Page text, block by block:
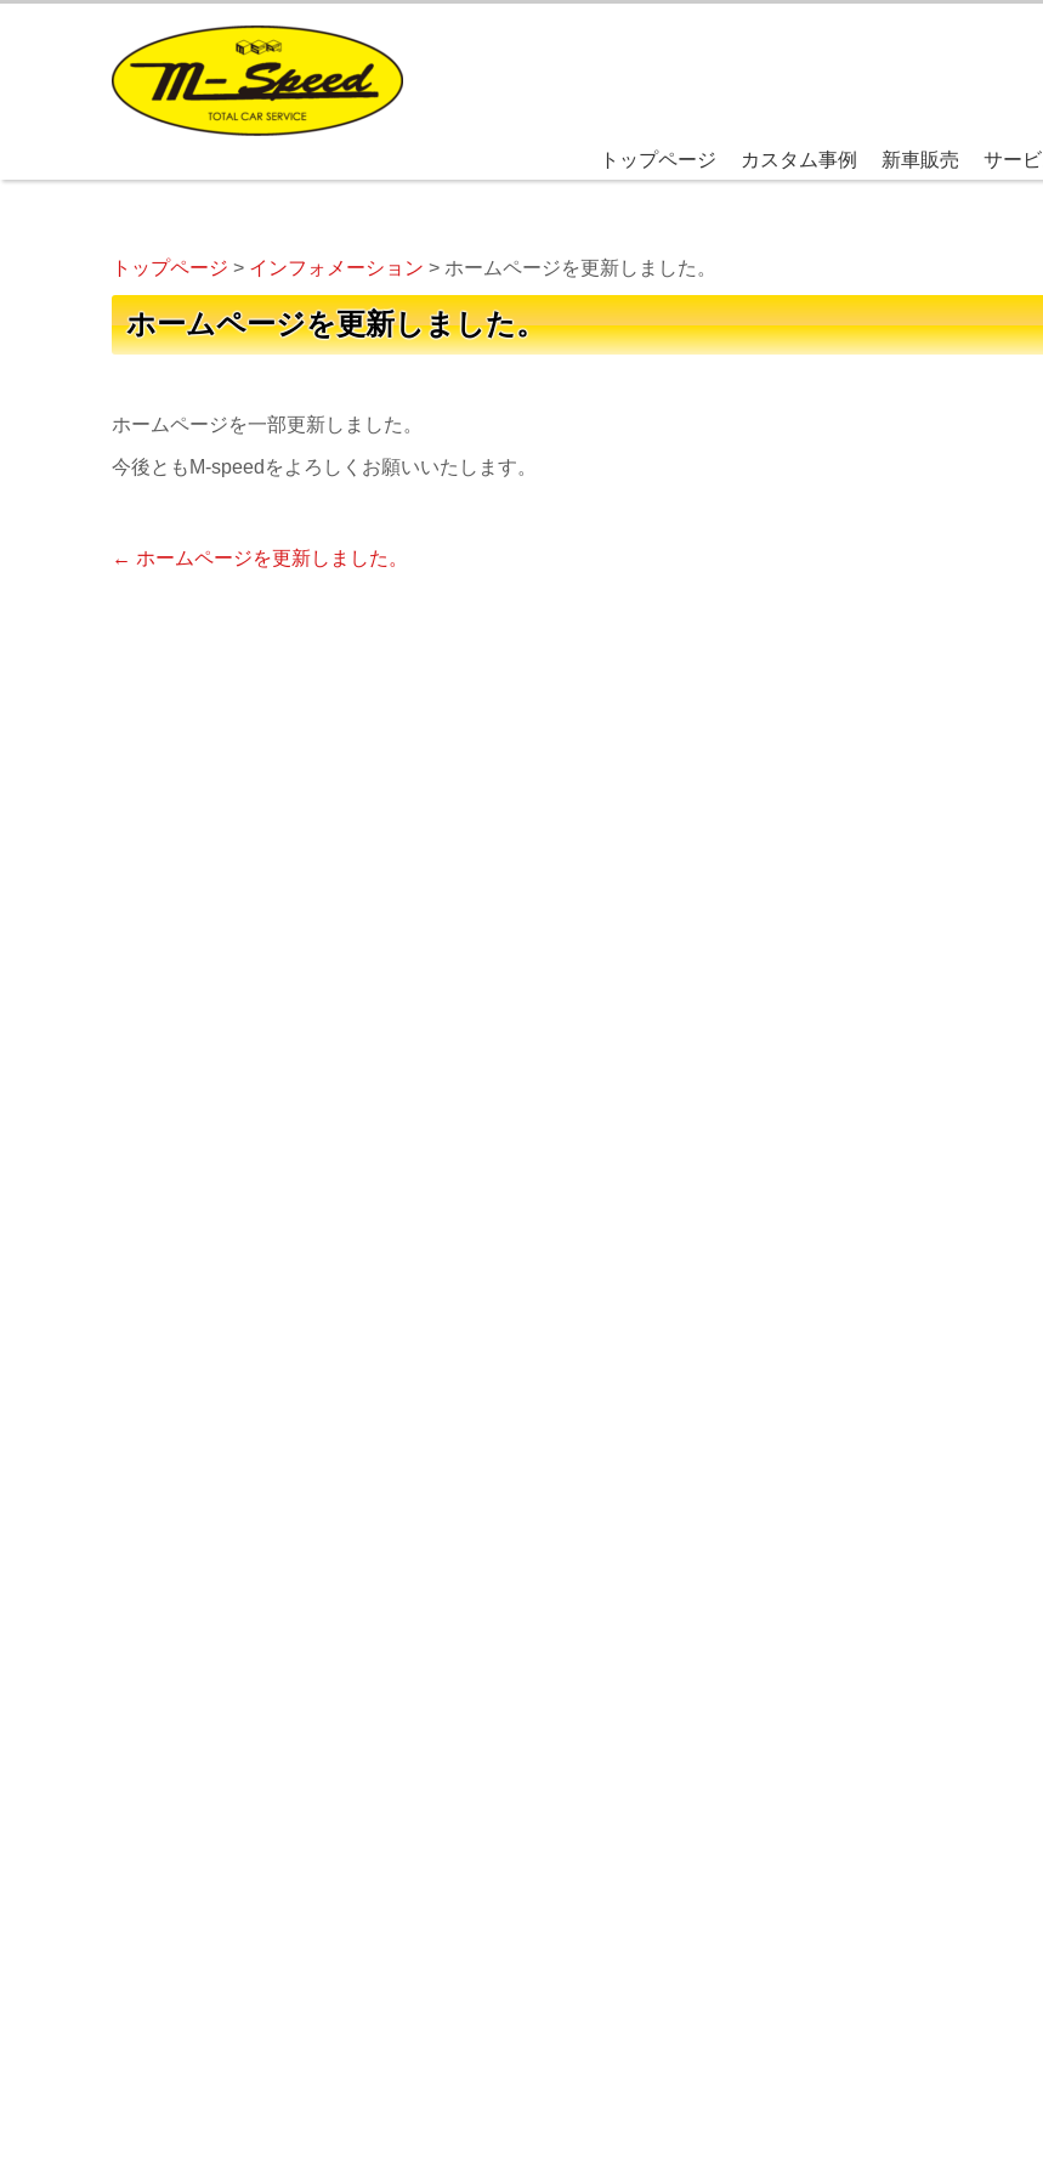
福井・石川でハイエース・ハイラックスのカスタム・
金・塗装、新車、中古車の販売までハイエース専門店【
福井でハイエース・ハイラックスのカスタム・チューニングから自動車の鈑金・塗装、新車、中古車の販売まで、あらゆる車に関する業務を
トップページ カスタム事例 新車販売 サー
トップページ > インフォメーション > ホームページを更新しました。
ホームページを更新しました。
ホームページを一部更新しました。
今後ともM-speedをよろしくお願いいたします。
Post
navigation
← ホームページを更新しました。